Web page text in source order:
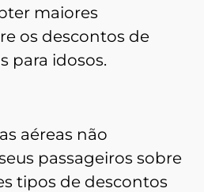
maiores
os descontos de
para idosos.
aéreas não
passageiros sobre
tipos de descontos